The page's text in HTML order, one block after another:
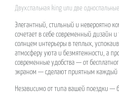
Двухспальная king или две односпальные
Элегантный, стильный и невероятно
сочетает в себе современный дизайн и
солнцем интерьеры в теплых,
атмосферу уюта и безмятежности, а
современные удобства — от
экраном — сделают приятным каждый
Независимо от типа вашей поездки —